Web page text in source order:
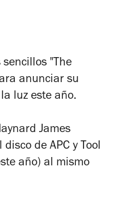
sencillos "The
anunciar su
luz este año.
James
de APC y Tool
año) al mismo